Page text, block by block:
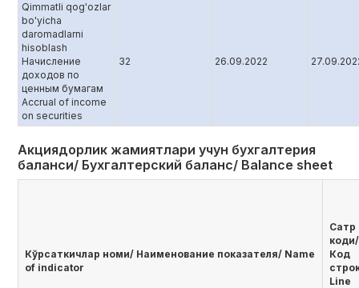
Qimmatli qog'ozlar
bo'yicha
daromadlarni
hisoblash
Начисление
доходов по
ценным бумагам
Accrual of income
on securities
32 26.09.2022
Акциядорлик жамиятлари учун бухгалтерия
баланси/ Бухгалтерский баланс/ Balance sheet
Кўрсаткичлар номи/ Наименование показателя/ Name
of indicator
Сатр
коди/
Код
Line